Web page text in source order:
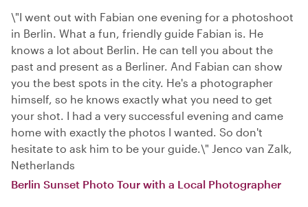
\"I went out with Fabian one evening for a photoshoot
in Berlin. What a fun, friendly guide Fabian is. He
knows a lot about Berlin. He can tell you about the
past and present as a Berliner. And Fabian can show
you the best spots in the city. He's a photographer
himself, so he knows exactly what you need to get
your shot. I had a very successful evening and came
home with exactly the photos I wanted. So don't
hesitate to ask him to be your guide.\" Jenco van Zalk,
Netherlands
Berlin Sunset Photo Tour with a Local Photographer